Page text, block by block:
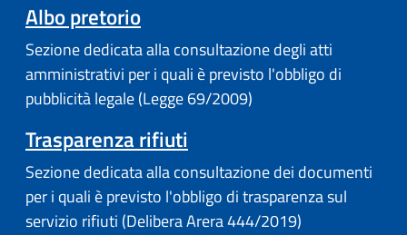
Albo pretorio
Sezione dedicata alla consultazione degli atti
amministrativi per i quali è previsto l'obbligo di
pubblicità legale (Legge 69/2009)
Trasparenza rifiuti
Sezione dedicata alla consultazione dei documenti
per i quali è previsto l'obbligo di trasparenza sul
servizio rifiuti (Delibera Arera 444/2019)